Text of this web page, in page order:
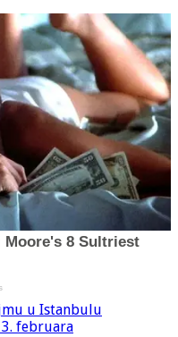
u Istanbulu
februara